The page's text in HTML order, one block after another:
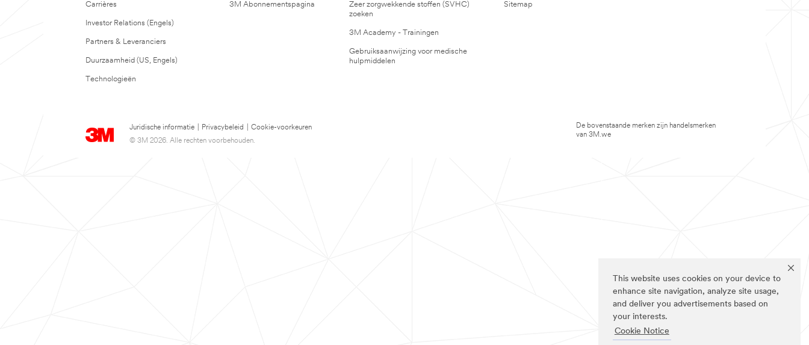
This website uses cookies on your device to
enhance site navigation, analyze site usage,
and deliver you advertisements based on
your interests.
Cookie Notice
Carrières
Investor Relations (Engels)
Partners & Leveranciers
Duurzaamheid (US, Engels)
Technologieën
3M Abonnementspagina
Zeer zorgwekkende stoffen (SVHC)
zoeken
3M Academy - Trainingen
Gebruiksaanwijzing voor medische
hulpmiddelen
Sitemap
Juridische informatie Privacybeleid
Cookie-voorkeuren
© 3M 2026. Alle rechten voorbehouden.
De bovenstaande merken zijn handelsmerken
van 3M.we